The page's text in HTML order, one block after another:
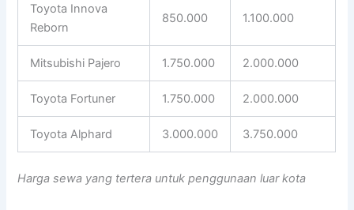
Toyota Innova
Reborn
850.000 1.100.000
Mitsubishi Pajero 1.750.000 2.000.000
Toyota Fortuner 1.750.000 2.000.000
Toyota Alphard 3.000.000 3.750.000
Harga sewa yang tertera untuk penggunaan luar kota